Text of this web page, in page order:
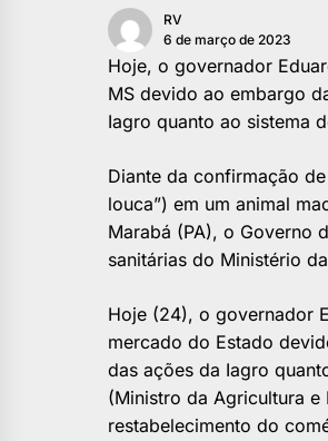
RV
6 de março de 2023
Hoje, o governador
MS devido ao embargo
Iagro quanto ao sistema
Diante da confirmação
louca”) em um animal
Marabá (PA), o Governo
sanitárias do Ministério
Hoje (24), o governador
mercado do Estado
das ações da Iagro
(Ministro da Agricultura
restabelecimento do